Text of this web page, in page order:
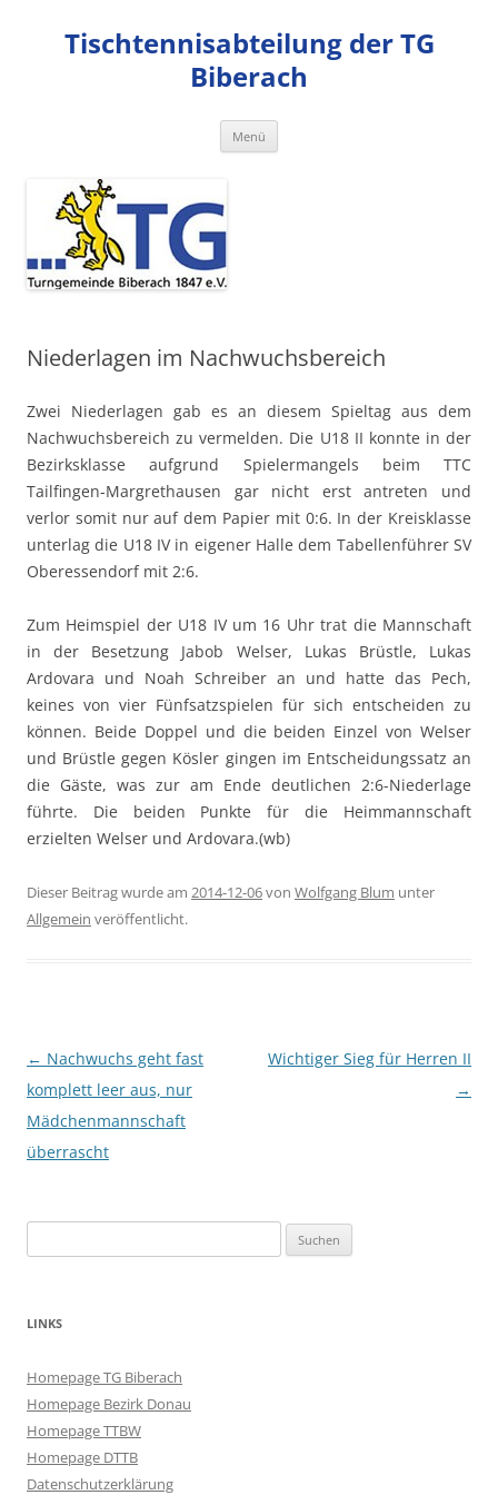
springenTischtennisabteilung der TG
Biberach
Menü
Niederlagen im Nachwuchsbereich
Zwei Niederlagen gab es an diesem Spieltag aus dem
Nachwuchsbereich zu vermelden. Die U18 II konnte in der
Bezirksklasse aufgrund Spielermangels beim TTC
Tailfingen-Margrethausen gar nicht erst antreten und
verlor somit nur auf dem Papier mit 0:6. In der Kreisklasse
unterlag die U18 IV in eigener Halle dem Tabellenführer SV
Oberessendorf mit 2:6.
Zum Heimspiel der U18 IV um 16 Uhr trat die Mannschaft
in der Besetzung Jabob Welser, Lukas Brüstle, Lukas
Ardovara und Noah Schreiber an und hatte das Pech,
keines von vier Fünfsatzspielen für sich entscheiden zu
können. Beide Doppel und die beiden Einzel von Welser
und Brüstle gegen Kösler gingen im Entscheidungssatz an
die Gäste, was zur am Ende deutlichen 2:6-Niederlage
führte. Die beiden Punkte für die Heimmannschaft
erzielten Welser und Ardovara.(wb)
Dieser Beitrag wurde am 2014-12-06von Wolfgang Blum unter
Allgemein veröffentlicht.
Beitragsnavigation
← Nachwuchs geht fast
komplett leer aus, nur
Mädchenmannschaft
überrascht
Wichtiger Sieg für Herren II
→
nach:
LINKS
Homepage TG Biberach
Homepage Bezirk Donau
Homepage TTBW
Homepage DTTB
Datenschutzerklärung